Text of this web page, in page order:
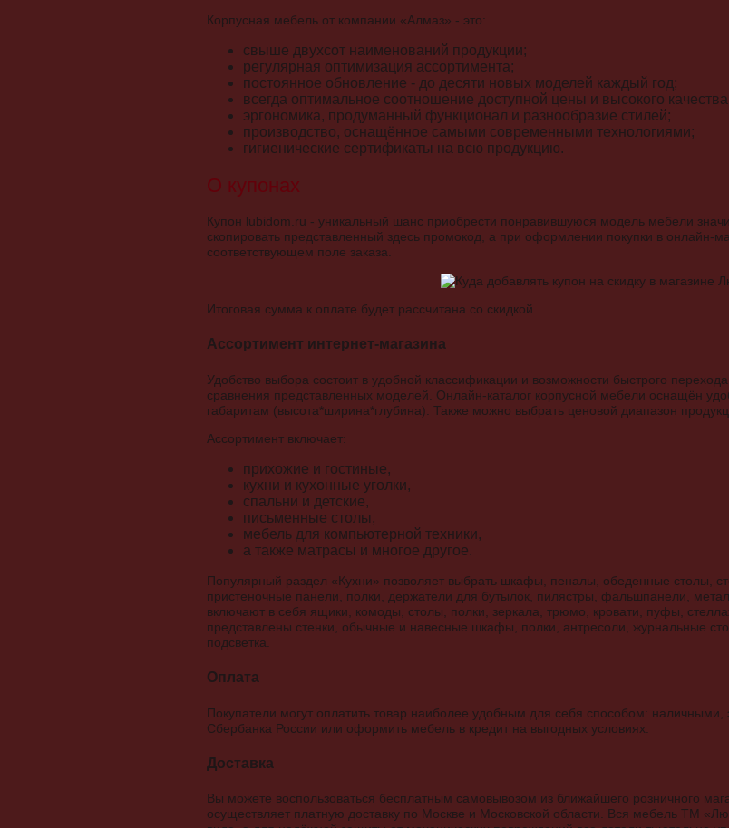
Корпусная мебель от компании «Алмаз» - это:
свыше двухсот наименований продукции;
регулярная оптимизация ассортимента;
постоянное обновление - до десяти новых моделей каждый год;
всегда оптимальное соотношение доступной цены и высокого
эргономика, продуманный функционал и разнообразие стилей;
производство, оснащённое самыми современными технологиями;
гигиенические сертификаты на всю продукцию.
О купонах
Купон lubidom.ru - уникальный шанс приобрести понравившуюся модель мебели
скопировать представленный здесь промокод, а при оформлении покупки в онлайн-
соответствующем поле заказа.
Итоговая сумма к оплате будет рассчитана со скидкой.
Ассортимент интернет-магазина
Удобство выбора состоит в удобной классификации и возможности быстрого
сравнения представленных моделей. Онлайн-каталог корпусной мебели оснащён
габаритам (высота*ширина*глубина). Также можно выбрать ценовой диапазон
Ассортимент включает:
прихожие и гостиные,
кухни и кухонные уголки,
спальни и детские,
письменные столы,
мебель для компьютерной техники,
а также матрасы и многое другое.
Популярный раздел «Кухни» позволяет выбрать шкафы, пеналы, обеденные столы,
пристеночные панели, полки, держатели для бутылок, пилястры, фальшпанели,
включают в себя ящики, комоды, столы, полки, зеркала, трюмо, кровати, пуфы,
представлены стенки, обычные и навесные шкафы, полки, антресоли, журнальные
подсветка.
Оплата
Покупатели могут оплатить товар наиболее удобным для себя способом: наличными,
Сбербанка России или оформить мебель в кредит на выгодных условиях.
Доставка
Вы можете воспользоваться бесплатным самовывозом из ближайшего розничного
осуществляет платную доставку по Москве и Московской области. Вся мебель ТМ